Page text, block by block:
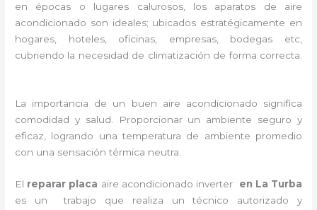
en épocas o lugares calurosos, los aparatos de aire
acondicionado son ideales; ubicados estratégicamente en
hogares, hoteles, oficinas, empresas, bodegas etc,
cubriendo la necesidad de climatización de forma correcta.
La importancia de un buen aire acondicionado significa
comodidad y salud. Proporcionar un ambiente seguro y
eficaz, logrando una temperatura de ambiente promedio
con una sensación térmica neutra.
El reparar placa aire acondicionado inverter
en La Turba
es un
trabajo que realiza un técnico autorizado y